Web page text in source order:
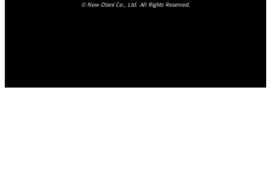
© New Otani Co., Ltd. All Rights Reserved.